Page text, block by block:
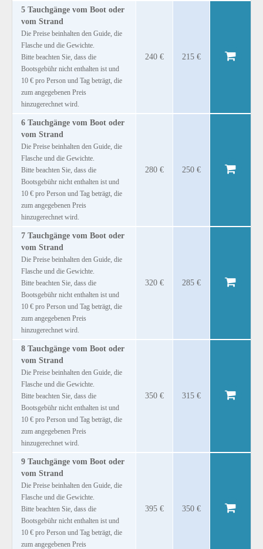
5 Tauchgänge vom Boot oder
vom Strand
Die Preise beinhalten den Guide, die
Flasche und die Gewichte.
Bitte beachten Sie, dass die
Bootsgebühr nicht enthalten ist und
10 € pro Person und Tag beträgt, die
zum angegebenen Preis
hinzugerechnet wird.
240 € 215 €
6 Tauchgänge vom Boot oder
vom Strand
Die Preise beinhalten den Guide, die
Flasche und die Gewichte.
Bitte beachten Sie, dass die
Bootsgebühr nicht enthalten ist und
10 € pro Person und Tag beträgt, die
zum angegebenen Preis
hinzugerechnet wird.
280 € 250 €
7 Tauchgänge vom Boot oder
vom Strand
Die Preise beinhalten den Guide, die
Flasche und die Gewichte.
Bitte beachten Sie, dass die
Bootsgebühr nicht enthalten ist und
10 € pro Person und Tag beträgt, die
zum angegebenen Preis
hinzugerechnet wird.
320 € 285 €
8 Tauchgänge vom Boot oder
vom Strand
Die Preise beinhalten den Guide, die
Flasche und die Gewichte.
Bitte beachten Sie, dass die
Bootsgebühr nicht enthalten ist und
10 € pro Person und Tag beträgt, die
zum angegebenen Preis
hinzugerechnet wird.
350 € 315 €
9 Tauchgänge vom Boot oder
vom Strand
Die Preise beinhalten den Guide, die
Flasche und die Gewichte.
Bitte beachten Sie, dass die
Bootsgebühr nicht enthalten ist und
10 € pro Person und Tag beträgt, die
zum angegebenen Preis
395 € 350 €